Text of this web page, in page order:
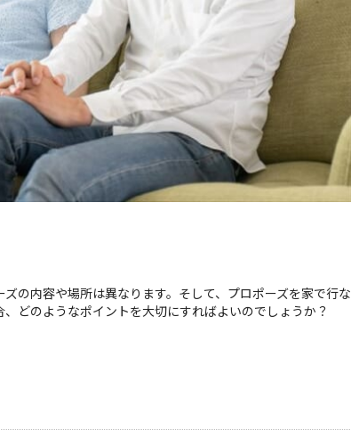
の内容や場所は異なります。そして、プロポーズを家で行な
どのようなポイントを大切にすればよいのでしょうか？